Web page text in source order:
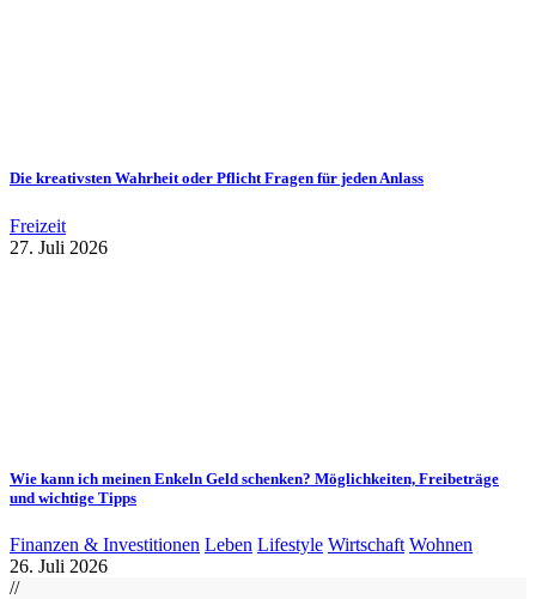
Die kreativsten Wahrheit oder Pflicht Fragen für jeden Anlass
Freizeit
27. Juli 2026
Wie kann ich meinen Enkeln Geld schenken? Möglichkeiten, Freibeträge
und wichtige Tipps
Finanzen & Investitionen Leben Lifestyle Wirtschaft Wohnen
26. Juli 2026
//